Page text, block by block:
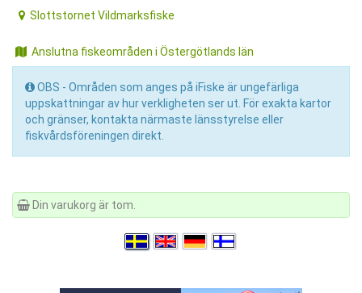
Slottstornet Vildmarksfiske
Anslutna fiskeområden i Östergötlands län
OBS - Områden som anges på iFiske är ungefärliga
uppskattningar av hur verkligheten ser ut. För exakta kartor
och gränser, kontakta närmaste länsstyrelse eller
fiskvårdsföreningen direkt.
Din varukorg är tom.